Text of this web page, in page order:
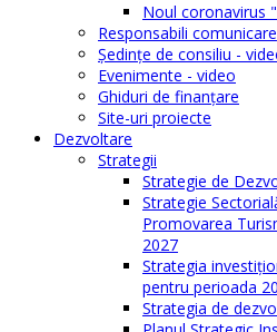
Noul coronavirus
Responsabili comunicare
Şedinţe de consiliu -
Evenimente - video
Ghiduri de finanţare
Site-uri proiecte
Dezvoltare
Strategii
Strategie de
Strategie
Promovarea
2027
Strategia
pentru perioada
Strategia de